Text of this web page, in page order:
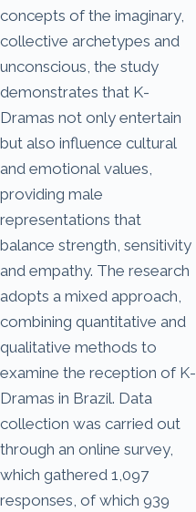
concepts of the imaginary,
collective archetypes and
unconscious, the study
demonstrates that K-
Dramas not only entertain
but also influence cultural
and emotional values,
providing male
representations that
balance strength, sensitivity
and empathy. The research
adopts a mixed approach,
combining quantitative and
qualitative methods to
examine the reception of K-
Dramas in Brazil. Data
collection was carried out
through an online survey,
which gathered 1,097
responses, of which 939